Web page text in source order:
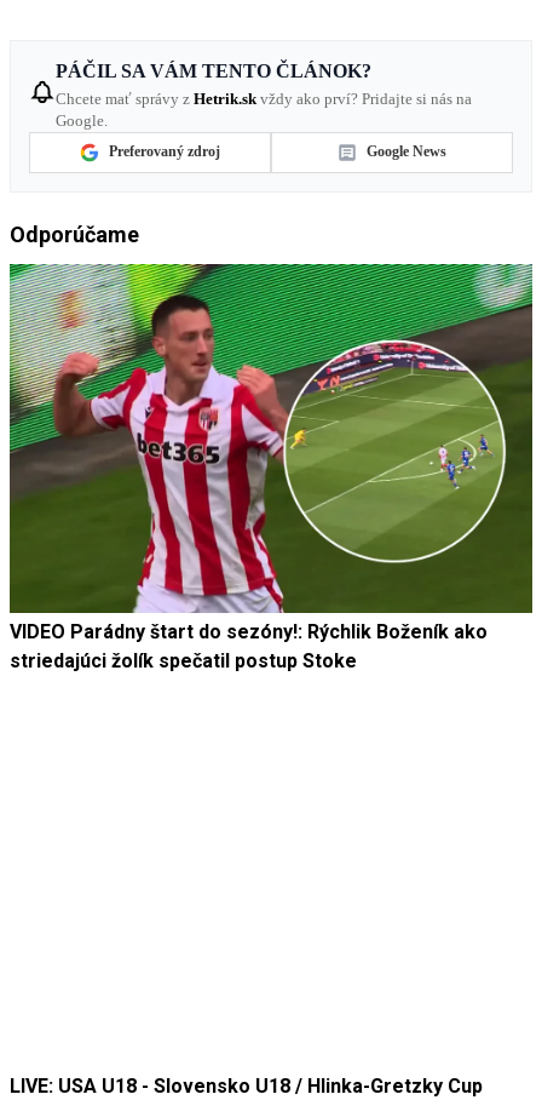
PÁČIL SA VÁM TENTO ČLÁNOK?
Chcete mať správy z Hetrik.sk vždy ako prví? Pridajte si nás na
Google.
Preferovaný zdroj Google News
Odporúčame
VIDEO Parádny štart do sezóny!: Rýchlik Boženík ako
striedajúci žolík spečatil postup Stoke
LIVE: USA U18 - Slovensko U18 / Hlinka-Gretzky Cup